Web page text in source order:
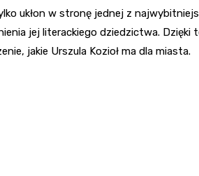
ukłon w stronę jednej z
jej literackiego dziedzictwa.
jakie Urszula Kozioł ma dla miasta.